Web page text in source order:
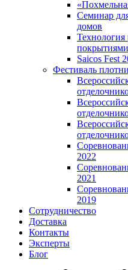
Семинар
домов
Saicos Fest
Фестиваль
2022
2021
2019
Сотрудничество
Доставка
Контакты
Эксперты
Блог